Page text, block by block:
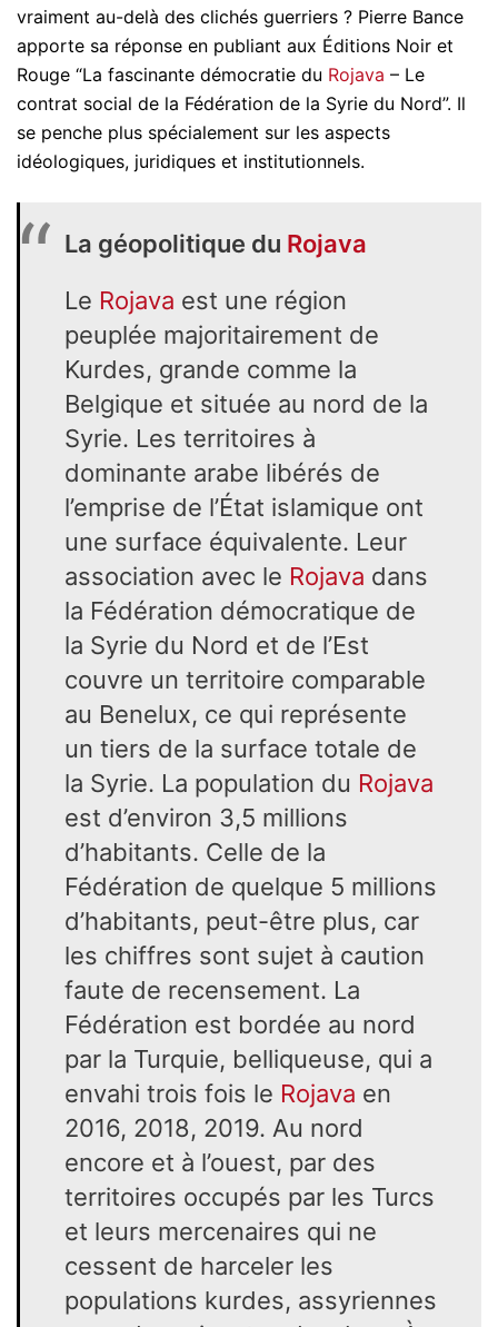
vraiment au-delà des clichés guerriers ? Pierre Bance
apporte sa réponse en publiant aux Éditions Noir et
Rouge “La fascinante démocratie du Rojava – Le
contrat social de la Fédération de la Syrie du Nord”. Il
se penche plus spécialement sur les aspects
idéologiques, juridiques et institutionnels.
La géopolitique du Rojava
Le Rojava est une région
peuplée majoritairement de
Kurdes, grande comme la
Belgique et située au nord de la
Syrie. Les territoires à
dominante arabe libérés de
l’emprise de l’État is­lamique ont
une surface équivalente. Leur
association avec le Rojava dans
la Fédération démocratique de
la Syrie du Nord et de l’Est
couvre un territoire comparable
au Benelux, ce qui représente
un tiers de la surface totale de
la Syrie. La population du Rojava
est d’environ 3,5 millions
d’habitants. Celle de la
Fédération de quelque 5 millions
d’habitants, peut-être plus, car
les chiffres sont sujet à caution
faute de recensement. La
Fédération est bordée au nord
par la Turquie, belliqueuse, qui a
envahi trois fois le Rojava en
2016, 2018, 2019. Au nord
encore et à l’ouest, par des
territoires occupés par les Turcs
et leurs mercenaires qui ne
cessent de harceler les
populations kurdes, assyriennes